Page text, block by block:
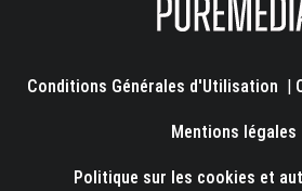
Conditions Générales d'Utilisation |
Mentions légales
Politique sur les cookies et